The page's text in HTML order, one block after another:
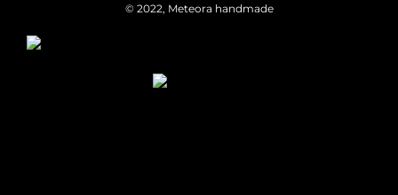
© 2022, Meteora handmade